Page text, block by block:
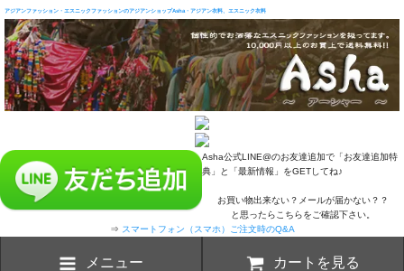
アジアンファッション・エスニックファッションのアジアンショップAsha・アジアン衣料、エスニック衣料
Asha公式LINE@のお友達追加で「お友達追加特
典」と「最新情報」をGETしてね♪
お買い物出来ない？メールが届かない？？
と思ったらこちらをご確認下さい。
⇒ スマートフォン（スマホ）ご注文時のQ&A
メニュー カートを見る